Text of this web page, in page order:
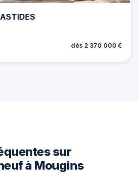
dès 2 370 000 €
sur
à Mougins